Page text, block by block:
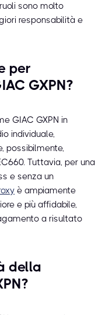
sono molto
responsabilità e
per
GXPN?
GIAC GXPN in
individuale,
possibilmente,
Tuttavia, per una
e senza un
è ampiamente
e più affidabile,
a risultato
della